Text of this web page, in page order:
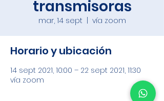
transmisoras
mar, 14 sept vía zoom
Horario y ubicación
14 sept 2021, 10:00 – 22 sept 2021, 11:30
vía zoom